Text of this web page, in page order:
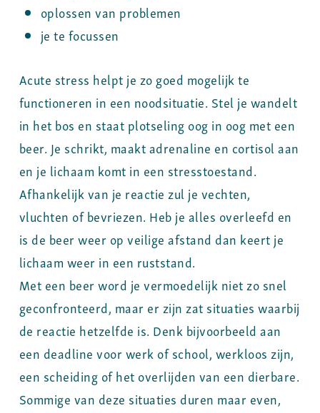
oplossen van problemen
je te focussen
Acute stress helpt je zo goed mogelijk te
functioneren in een noodsituatie. Stel je wandelt
in het bos en staat plotseling oog in oog met een
beer. Je schrikt, maakt adrenaline en cortisol aan
en je lichaam komt in een stresstoestand.
Afhankelijk van je reactie zul je vechten,
vluchten of bevriezen. Heb je alles overleefd en
is de beer weer op veilige afstand dan keert je
lichaam weer in een ruststand.
Met een beer word je vermoedelijk niet zo snel
geconfronteerd, maar er zijn zat situaties waarbij
de reactie hetzelfde is. Denk bijvoorbeeld aan
een deadline voor werk of school, werkloos zijn,
een scheiding of het overlijden van een dierbare.
Sommige van deze situaties duren maar even,